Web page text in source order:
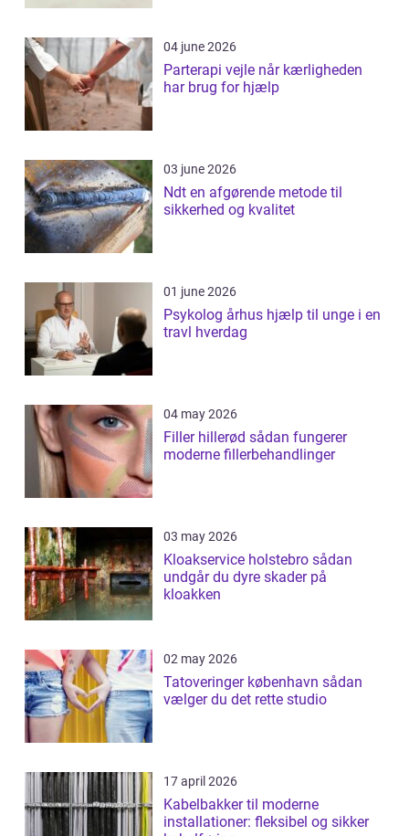
04 june 2026
Parterapi vejle når kærligheden
har brug for hjælp
03 june 2026
Ndt en afgørende metode til
sikkerhed og kvalitet
01 june 2026
Psykolog århus hjælp til unge i en
travl hverdag
04 may 2026
Filler hillerød sådan fungerer
moderne fillerbehandlinger
03 may 2026
Kloakservice holstebro sådan
undgår du dyre skader på
kloakken
02 may 2026
Tatoveringer københavn sådan
vælger du det rette studio
17 april 2026
Kabelbakker til moderne
installationer: fleksibel og sikker